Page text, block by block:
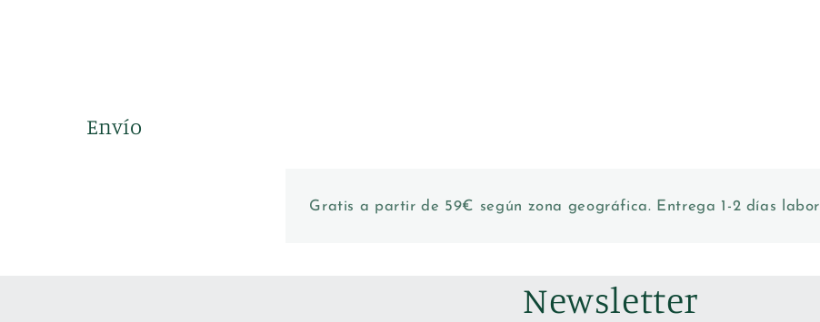
Envío
Gratis a partir de 59€ según zona geográfica. Entrega 1-2 días
Newsletter